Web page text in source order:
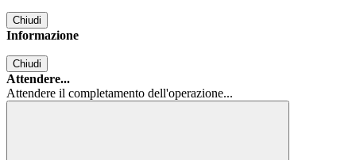
Chiudi
Informazione
Chiudi
Attendere...
Attendere il completamento dell'operazione...